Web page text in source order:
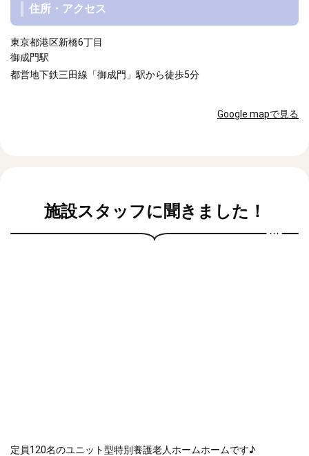
住所・アクセス
東京都港区新橋6丁目
御成門駅
都営地下鉄三田線「御成門」駅から徒歩5分
Google mapで見る
施設スタッフに聞きました！
定員120名のユニット型特別養護老人ホームホームです♪